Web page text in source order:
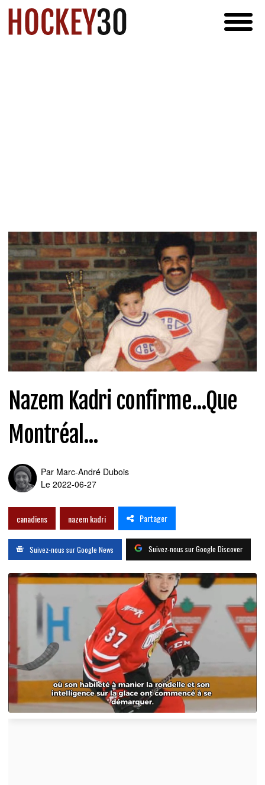
Nazem Kadri confirme...Que
Montréal...
Par Marc-André Dubois
Le 2022-06-27
canadiens nazem kadri Partager
Suivez-nous sur Google News Suivez-nous sur Google Discover